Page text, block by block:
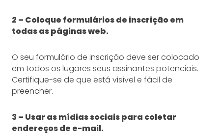
2 – Coloque formulários de inscrição em
todas as páginas web.
O seu formulário de inscrição deve ser colocado
em todos os lugares seus assinantes potenciais.
Certifique-se de que está visível e fácil de
preencher.
3 – Usar as mídias sociais para coletar
endereços de e-mail.